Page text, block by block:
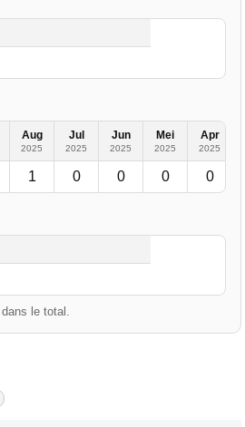
Aug
2025
Jul
2025
Jun
2025
Mei
2025
Apr
2025
1 0 0 0 0
le total.